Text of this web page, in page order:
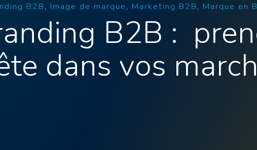
B2B Image de marque Marketing B2B Marque en
B2B :
dans vos